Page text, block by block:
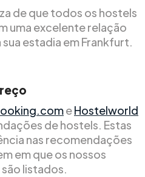
de que todos os hostels
uma excelente relação
estadia em Frankfurt.
eHostelworld
de hostels. Estas
nas recomendações
em que os nossos
listados.